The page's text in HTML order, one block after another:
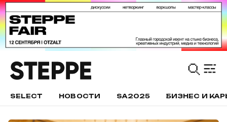
SELECT НОВОСТИ SA2025 БИЗНЕС И